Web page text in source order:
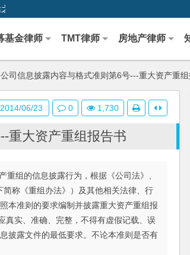
一
基金律师 TMT律师 房地产律师
司信息披露内容与格式准则第6号---重大资产重
重大资产重组报告书
组的信息披露行为，根据《公司法》、
称《重组办法》）及其他相关法律、行
本准则的要求编制并披露重大资产重组报
真实、准确、完整，不得有虚假记载、误
露文件的最低要求。不论本准则是否有
2014/06/23 0 1,730